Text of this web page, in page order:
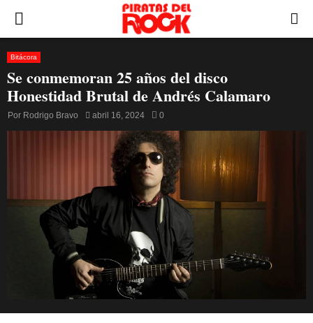
PRIMARY
MENU
Bitácora
Se conmemoran 25 años del disco
Honestidad Brutal de Andrés Calamaro
Por Rodrigo Bravo abril 16, 2024 0